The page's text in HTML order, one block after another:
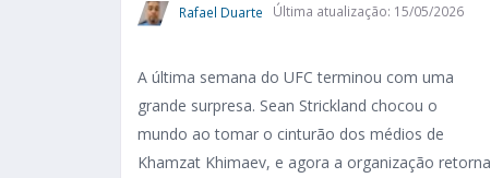
Rafael Duarte Última atualização: 15/05/2026
A última semana do UFC terminou com uma
grande surpresa. Sean Strickland chocou o
mundo ao tomar o cinturão dos médios de
Khamzat Khimaev, e agora a organização retorna